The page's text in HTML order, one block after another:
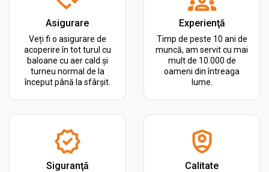
Asigurare
Veți fi o asigurare de
acoperire în tot turul cu
baloane cu aer cald și
turneu normal de la
început până la sfârșit.
Experienţă
Timp de peste 10 ani de
muncă, am servit cu mai
mult de 10.000 de
oameni din întreaga
lume.
Siguranţă Calitate